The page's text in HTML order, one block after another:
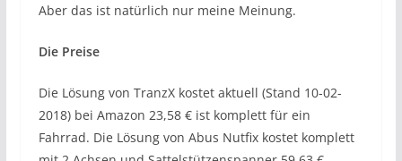
Aber das ist natürlich nur meine Meinung.
Die Preise
Die Lösung von TranzX kostet aktuell (Stand 10-02-
2018) bei Amazon 23,58 € ist komplett für ein
Fahrrad. Die Lösung von Abus Nutfix kostet komplett